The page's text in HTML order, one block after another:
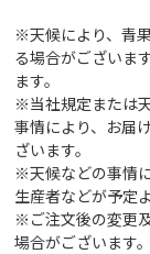
※天候により、青
る場合がございま
ます。
※当社規定または
事情により、お届
ざいます。
※天候などの事情
生産者などが予定
※ご注文後の変更
場合がございます。